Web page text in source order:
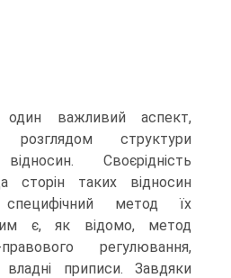
важливий аспект,
структури
Своєрідність
сторін таких відносин
метод їх
є, як відомо, метод
правового регулювання,
приписи. Завдяки